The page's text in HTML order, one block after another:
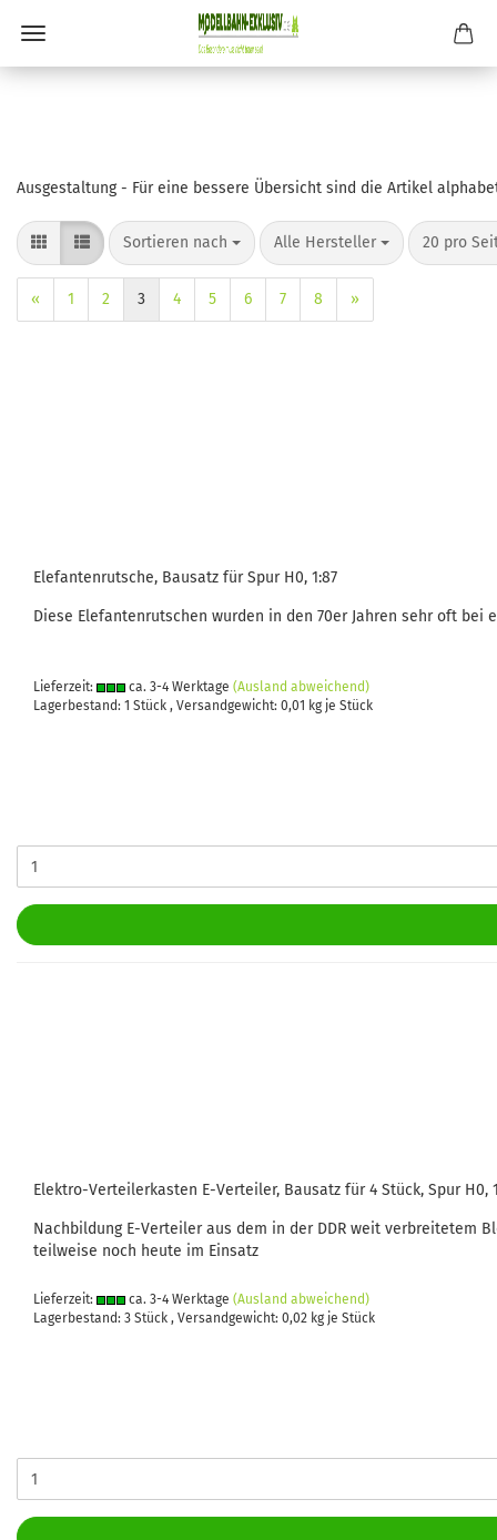
Ausgestaltung - Für eine bessere Übersicht sind die Artikel
Sortieren nach
Sortieren nach Alle Hersteller
pro Seite 20 pro
pro Seite
« 1 2 3 4 5 6 7 8 »
Elefantenrutsche, Bausatz für Spur H0, 1:87
Diese Elefantenrutschen wurden in den 70er Jahren sehr oft
Lieferzeit: ca. 3-4 Werktage (Ausland abweichend)
Lagerbestand: 1 Stück , Versandgewicht: 0,01 kg je Stück
Elektro-Verteilerkasten E-Verteiler, Bausatz für 4 Stück, Spur H0,
Nachbildung E-Verteiler aus dem in der DDR weit verbreitetem
teilweise noch heute im Einsatz
Lieferzeit: ca. 3-4 Werktage (Ausland abweichend)
Lagerbestand: 3 Stück , Versandgewicht: 0,02 kg je Stück